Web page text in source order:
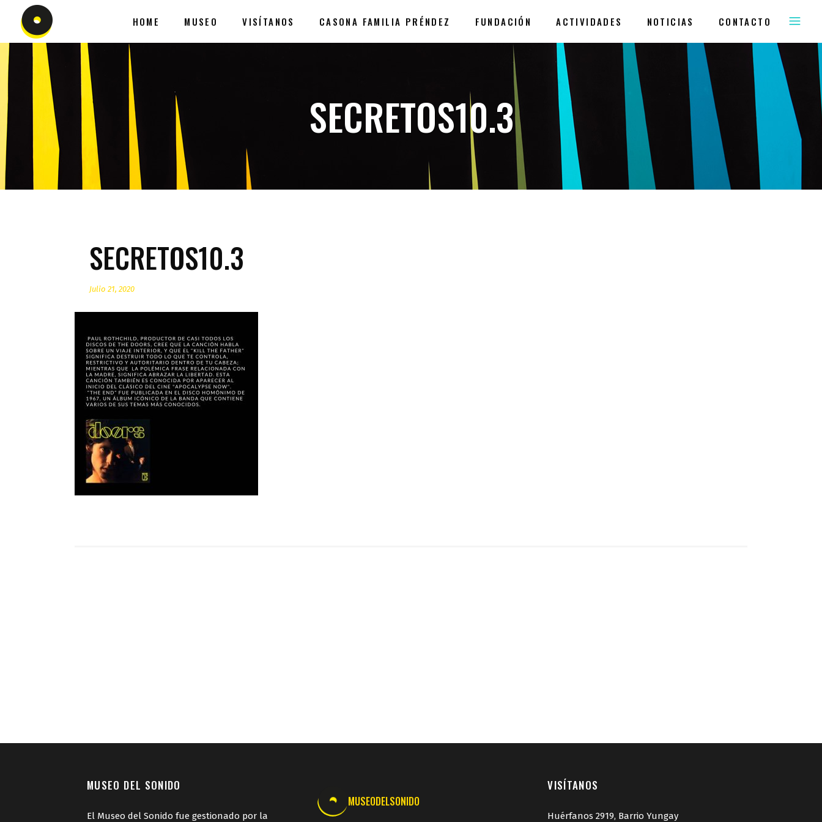
HOME MUSEO VISÍTANOS CASONA FAMILIA PRÉNDEZ FUNDACIÓN ACTIVIDADES NOTICIAS CONTACTO
SECRETOS10.3
SECRETOS10.3
Julio 21, 2020
MUSEO DEL SONIDO
El Museo del Sonido fue gestionado por la
MUSEODELSONIDO
VISÍTANOS
Huérfanos 2919, Barrio Yungay